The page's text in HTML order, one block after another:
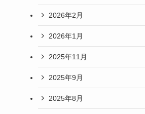
2026年2月
2026年1月
2025年11月
2025年9月
2025年8月